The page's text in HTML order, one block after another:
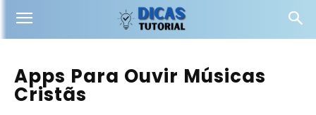
Apps Para Ouvir Músicas
Cristãs